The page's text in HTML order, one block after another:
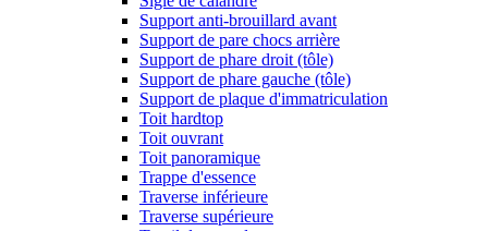
Support anti-brouillard avant
Support de pare chocs arrière
Support de phare droit (tôle)
Support de phare gauche (tôle)
Support de plaque d'immatriculation
Toit hardtop
Toit ouvrant
Toit panoramique
Trappe d'essence
Traverse inférieure
Traverse supérieure